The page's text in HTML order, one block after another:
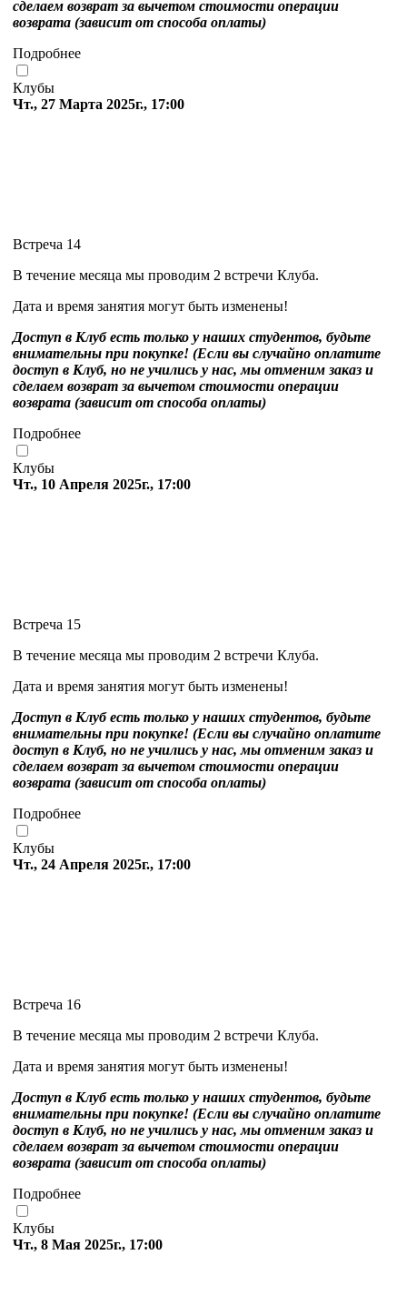
сделаем возврат за вычетом стоимости операции
возврата (зависит от способа оплаты)
Подробнее
Клубы
Чт., 27 Марта 2025г., 17:00
Встреча 14
В течение месяца мы проводим 2 встречи Клуба.
Дата и время занятия могут быть изменены!
Доступ в Клуб есть только у наших студентов, будьте
внимательны при покупке! (Если вы случайно оплатите
доступ в Клуб, но не учились у нас, мы отменим заказ и
сделаем возврат за вычетом стоимости операции
возврата (зависит от способа оплаты)
Подробнее
Клубы
Чт., 10 Апреля 2025г., 17:00
Встреча 15
В течение месяца мы проводим 2 встречи Клуба.
Дата и время занятия могут быть изменены!
Доступ в Клуб есть только у наших студентов, будьте
внимательны при покупке! (Если вы случайно оплатите
доступ в Клуб, но не учились у нас, мы отменим заказ и
сделаем возврат за вычетом стоимости операции
возврата (зависит от способа оплаты)
Подробнее
Клубы
Чт., 24 Апреля 2025г., 17:00
Встреча 16
В течение месяца мы проводим 2 встречи Клуба.
Дата и время занятия могут быть изменены!
Доступ в Клуб есть только у наших студентов, будьте
внимательны при покупке! (Если вы случайно оплатите
доступ в Клуб, но не учились у нас, мы отменим заказ и
сделаем возврат за вычетом стоимости операции
возврата (зависит от способа оплаты)
Подробнее
Клубы
Чт., 8 Мая 2025г., 17:00